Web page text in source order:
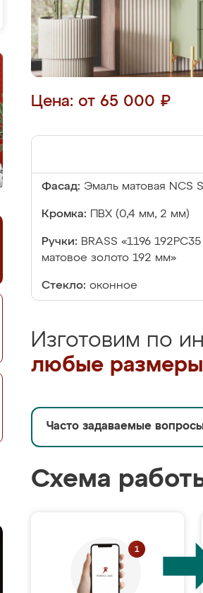
Цена: от 65 000 ₽
Фасад: Эмаль матовая NCS
Кромка: ПВХ (0,4 мм, 2 мм)
Ручки: BRASS «1196
матовое золото 192 мм»
Стекло: оконное
Изготовим по
любые
Часто задаваемые вопросы
Схема